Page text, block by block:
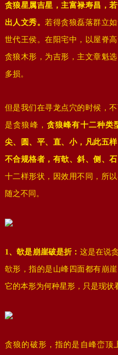
贪狼星属吉星，主富禄寿昌，
出人文秀。 若得贪狼磊落群立
世代王侯。在阳宅中，以屋脊
贪狼木形，为吉形，主文章魁
多损。
但是我们在寻龙点穴的时候，
是贪狼峰， 贪狼峰有十二种类
尖、圆、平、直、小，凡此五
不合规格者，有欹、斜、侧、
十二样形状，因效用不同，所
随之不同。
1、欹是崩崖破是折： 这是在说
欹形，指的是山峰四面都有崩
它的本形为何种星形，只是现状
贪狼的破形，指的是自峰峦顶